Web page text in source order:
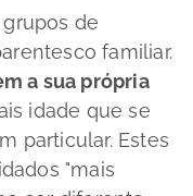
de
familiar.
a sua própria
idade que se
particular. Estes
"mais